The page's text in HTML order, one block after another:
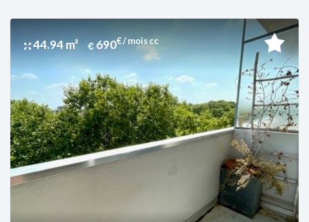
44.94 m² 690€ / mois cc